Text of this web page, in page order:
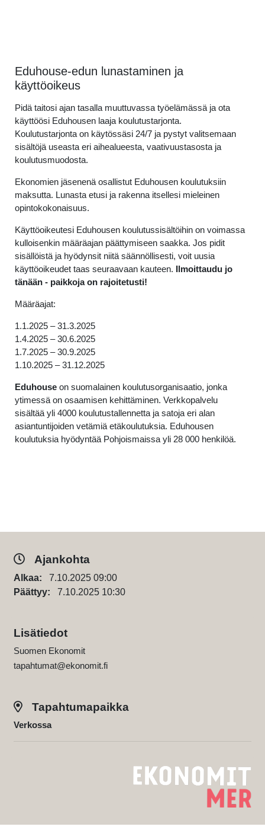
Eduhouse-edun lunastaminen ja
käyttöoikeus
Pidä taitosi ajan tasalla muuttuvassa työelämässä ja ota
käyttöösi Eduhousen laaja koulutustarjonta.
Koulutustarjonta on käytössäsi 24/7 ja pystyt valitsemaan
sisältöjä useasta eri aihealueesta, vaativuustasosta ja
koulutusmuodosta.
Ekonomien jäsenenä osallistut Eduhousen koulutuksiin
maksutta. Lunasta etusi ja rakenna itsellesi mieleinen
opintokokonaisuus.
Käyttöoikeutesi Eduhousen koulutussisältöihin on voimassa
kulloisenkin määräajan päättymiseen saakka. Jos pidit
sisällöistä ja hyödynsit niitä säännöllisesti, voit uusia
käyttöoikeudet taas seuraavaan kauteen. Ilmoittaudu jo
tänään - paikkoja on rajoitetusti!
Määräajat:
1.1.2025 – 31.3.2025
1.4.2025 – 30.6.2025
1.7.2025 – 30.9.2025
1.10.2025 – 31.12.2025
Eduhouse on suomalainen koulutusorganisaatio, jonka
ytimessä on osaamisen kehittäminen. Verkkopalvelu
sisältää yli 4000 koulutustallennetta ja satoja eri alan
asiantuntijoiden vetämiä etäkoulutuksia. Eduhousen
koulutuksia hyödyntää Pohjoismaissa yli 28 000 henkilöä.
Ajankohta
Alkaa: 7.10.2025 09:00
Päättyy: 7.10.2025 10:30
Lisätiedot
Suomen Ekonomit
tapahtumat@ekonomit.fi
Tapahtumapaikka
Verkossa